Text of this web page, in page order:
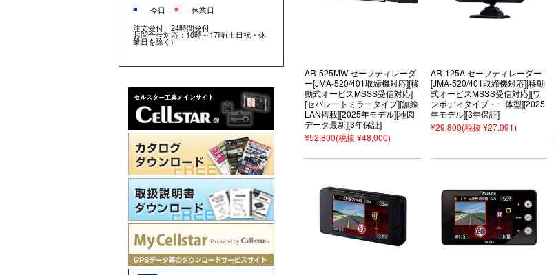
AR-525MW セーフティレーダ
ー[JMA-520/401取締機対応][移
動式オービスMSSS受信対応]
[セパレートミラータイプ][無線
LAN搭載][2025年モデル][地図
データ最新][3年保証]
¥52,800(税抜 ¥48,000)
AR-125A セーフティレーダー
[JMA-520/401取締機対応][移動
式オービスMSSS受信対応][ワ
ンボディタイプ・一体型][2025
年モデル][3年保証]
¥29,800(税抜 ¥27,091)
■ 今日 ■
休業日
注文受付：24時間受付
お問合せ対応：10時～17時(土日祝・休
業日を除く)